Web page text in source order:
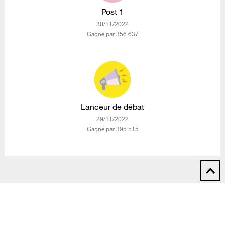
Post 1
‎30/11/2022
Gagné par 356 637
Lanceur de débat
‎29/11/2022
Gagné par 395 515